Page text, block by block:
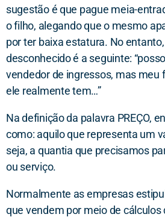
sugestão é que pague meia-
o filho, alegando que o mesmo
por ter baixa estatura. No
desconhecido é a seguinte:
vendedor de ingressos, mas meu
ele realmente tem…”
Na definição da palavra PREÇO,
como: aquilo que representa um
seja, a quantia que precisamos
ou serviço.
Normalmente as empresas
que vendem por meio de cálculos